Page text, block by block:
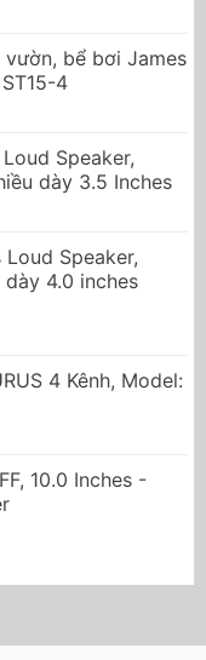
bể bơi James
4
Speaker,
dày 3.5 Inches
Speaker,
4.0 inches
4 Kênh, Model:
10.0 Inches -